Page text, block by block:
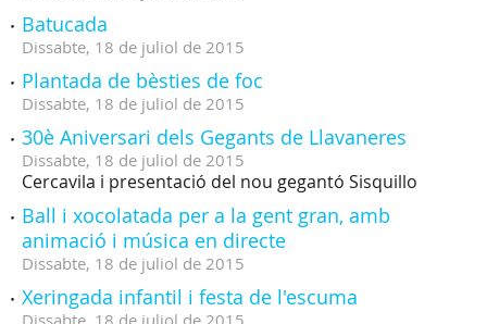
Batucada
Dissabte, 18 de juliol de 2015
Plantada de bèsties de foc
Dissabte, 18 de juliol de 2015
30è Aniversari dels Gegants de Llavaneres
Dissabte, 18 de juliol de 2015
Cercavila i presentació del nou gegantó Sisquillo
Ball i xocolatada per a la gent gran, amb
animació i música en directe
Dissabte, 18 de juliol de 2015
Xeringada infantil i festa de l'escuma
Dissabte, 18 de juliol de 2015